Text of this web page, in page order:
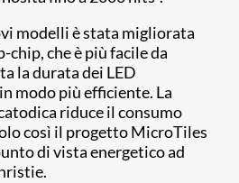
modelli è stata migliorata
che è più facile da
la durata dei LED
modo più efficiente. La
riduce il consumo
così il progetto MicroTiles
di vista energetico ad